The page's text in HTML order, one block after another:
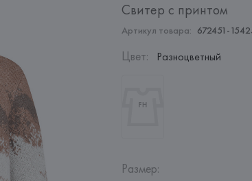
Свитер с принтом
Артикул товара: 672451-
Цвет: Разноцветный
Размер: